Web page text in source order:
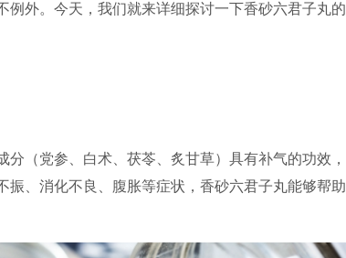
例外。今天，我们就来详细探讨一下香砂六君子丸
分（党参、白术、茯苓、炙甘草）具有补气的功效
振、消化不良、腹胀等症状，香砂六君子丸能够帮